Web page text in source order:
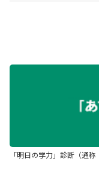
「明日の学力」診断（通